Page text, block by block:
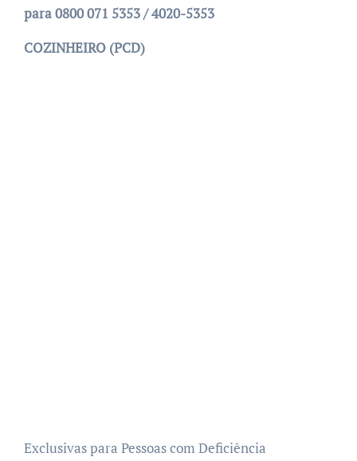
para 0800 071 5353 / 4020-5353
COZINHEIRO (PCD)
Exclusivas para Pessoas com Deficiência